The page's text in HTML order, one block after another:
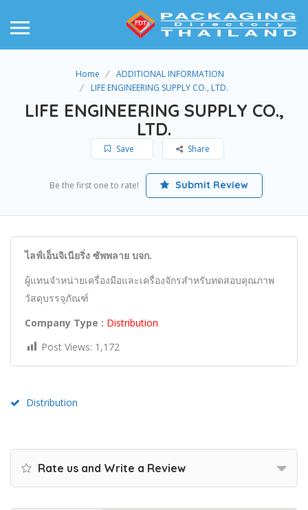
Home
ADDITIONAL INFORMATION
LIFE ENGINEERING SUPPLY CO., LTD.
LIFE ENGINEERING SUPPLY CO.,
LTD.
Save Share
Be the first one to rate! Submit Review
ไลฟ์เอ็นจิเนียริ่ง ซัพพลาย บจก.
ผู้แทนจำหน่ายเครื่องมือและเครื่องจักรสำหรับทดสอบคุณภาพ
วัสดุบรรจุภัณฑ์
Company Type : Distribution
Post Views: 1,172
Distribution
Rate us and Write a Review